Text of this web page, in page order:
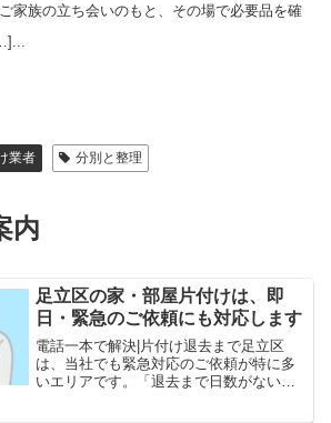
家族の立ち会いのもと、その場で必要品を確
業者 分別と整理
内
足立区の家・部屋片付けは、即
日・緊急のご依頼にも対応します
電話一本で解決|片付け退去まで足立区
は、当社でも緊急対応のご依頼が特に多
いエリアです。「退去まで日数がない」